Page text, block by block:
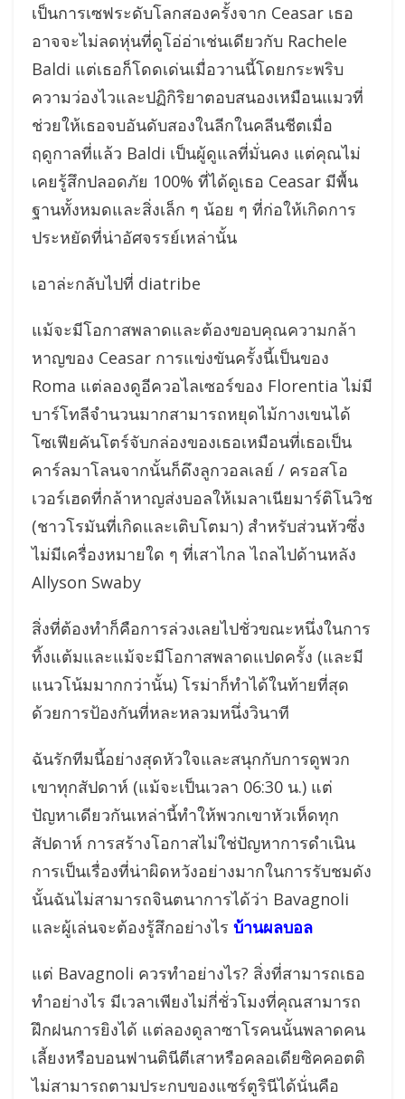
เป็นการเซฟระดับโลกสองครั้งจาก Ceasar เธอ
อาจจะไม่ลดหุ่นที่ดูโอ่อ่าเช่นเดียวกับ Rachele
Baldi แต่เธอก็โดดเด่นเมื่อวานนี้โดยกระพริบ
ความว่องไวและปฏิกิริยาตอบสนองเหมือนแมวที่
ช่วยให้เธอจบอันดับสองในลีกในคลีนชีตเมื่อ
ฤดูกาลที่แล้ว Baldi เป็นผู้ดูแลที่มั่นคง แต่คุณไม่
เคยรู้สึกปลอดภัย 100% ที่ได้ดูเธอ Ceasar มีพื้น
ฐานทั้งหมดและสิ่งเล็ก ๆ น้อย ๆ ที่ก่อให้เกิดการ
ประหยัดที่น่าอัศจรรย์เหล่านั้น
เอาล่ะกลับไปที่ diatribe
แม้จะมีโอกาสพลาดและต้องขอบคุณความกล้า
หาญของ Ceasar การแข่งขันครั้งนี้เป็นของ
Roma แต่ลองดูอีควอไลเซอร์ของ Florentia ไม่มี
บาร์โทลีจำนวนมากสามารถหยุดไม้กางเขนได้
โซเฟียคันโตร์จับกล่องของเธอเหมือนที่เธอเป็น
คาร์ลมาโลนจากนั้นก็ดึงลูกวอลเลย์ / ครอสโอ
เวอร์เฮดที่กล้าหาญส่งบอลให้เมลาเนียมาร์ติโนวิช
(ชาวโรมันที่เกิดและเติบโตมา) สำหรับส่วนหัวซึ่ง
ไม่มีเครื่องหมายใด ๆ ที่เสาไกล ไถลไปด้านหลัง
Allyson Swaby
สิ่งที่ต้องทำก็คือการล่วงเลยไปชั่วขณะหนึ่งในการ
ทิ้งแต้มและแม้จะมีโอกาสพลาดแปดครั้ง (และมี
แนวโน้มมากกว่านั้น) โรม่าก็ทำได้ในท้ายที่สุด
ด้วยการป้องกันที่หละหลวมหนึ่งวินาที
ฉันรักทีมนี้อย่างสุดหัวใจและสนุกกับการดูพวก
เขาทุกสัปดาห์ (แม้จะเป็นเวลา 06:30 น.) แต่
ปัญหาเดียวกันเหล่านี้ทำให้พวกเขาหัวเห็ดทุก
สัปดาห์ การสร้างโอกาสไม่ใช่ปัญหาการดำเนิน
การเป็นเรื่องที่น่าผิดหวังอย่างมากในการรับชมดัง
นั้นฉันไม่สามารถจินตนาการได้ว่า Bavagnoli
และผู้เล่นจะต้องรู้สึกอย่างไร บ้านผลบอล
แต่ Bavagnoli ควรทำอย่างไร? สิ่งที่สามารถเธอ
ทำอย่างไร มีเวลาเพียงไม่กี่ชั่วโมงที่คุณสามารถ
ฝึกฝนการยิงได้ แต่ลองดูลาซาโรคนนั้นพลาดคน
เลี้ยงหรือบอนฟานตินีตีเสาหรือคลอเดียซิคคอตติ
ไม่สามารถตามประกบของแซร์ตูรินีได้นั่นคือ